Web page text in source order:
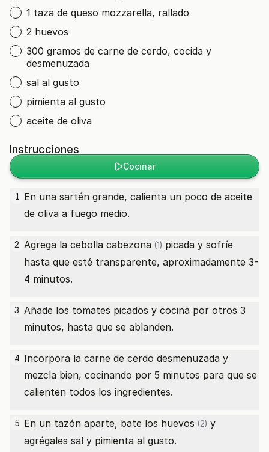
1 taza de queso mozzarella, rallado
2 huevos
300 gramos de carne de cerdo, cocida y
desmenuzada
sal al gusto
pimienta al gusto
aceite de oliva
Instrucciones
Cocinar
1 En una sartén grande, calienta un poco de aceite
de oliva a fuego medio.
2 Agrega la cebolla cabezona (1) picada y sofríe
hasta que esté transparente, aproximadamente 3-
4 minutos.
3 Añade los tomates picados y cocina por otros 3
minutos, hasta que se ablanden.
4 Incorpora la carne de cerdo desmenuzada y
mezcla bien, cocinando por 5 minutos para que se
calienten todos los ingredientes.
5 En un tazón aparte, bate los huevos (2) y
agrégales sal y pimienta al gusto.